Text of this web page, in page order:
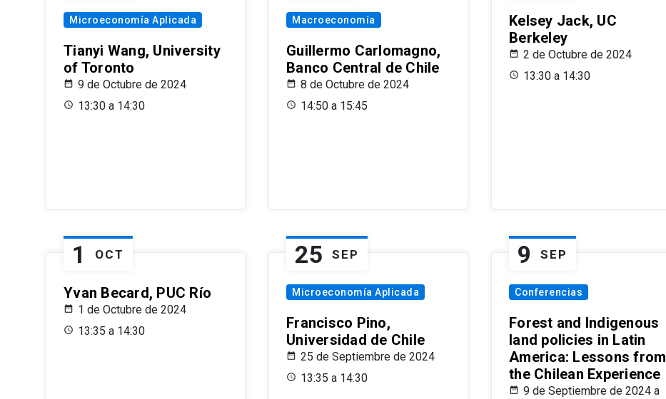
Microeconomía Aplicada
Tianyi Wang, University
of Toronto
9 de Octubre de 2024
13:30 a 14:30
Macroeconomía
Guillermo Carlomagno,
Banco Central de Chile
8 de Octubre de 2024
14:50 a 15:45
Kelsey Jack, UC
Berkeley
2 de Octubre de 2024
13:30 a 14:30
1 OCT
Yvan Becard, PUC Río
1 de Octubre de 2024
13:35 a 14:30
25 SEP
Microeconomía Aplicada
Francisco Pino,
Universidad de Chile
25 de Septiembre de 2024
13:35 a 14:30
9 SEP
Conferencias
Forest and Indigenous
land policies in Latin
America: Lessons from
the Chilean Experience
9 de Septiembre de 2024 a